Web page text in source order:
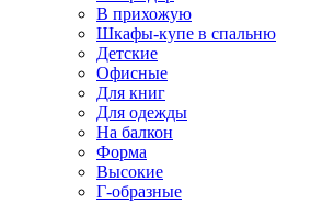
В прихожую
Шкафы-купе в спальню
Детские
Офисные
Для книг
Для одежды
На балкон
Форма
Высокие
Г-образные